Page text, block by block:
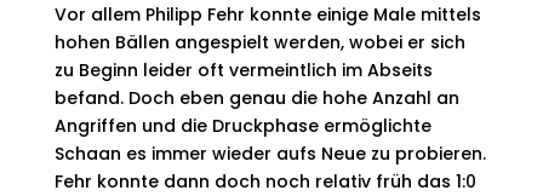
Vor allem Philipp Fehr konnte einige Male mittels
hohen Bällen angespielt werden, wobei er sich
zu Beginn leider oft vermeintlich im Abseits
befand. Doch eben genau die hohe Anzahl an
Angriffen und die Druckphase ermöglichte
Schaan es immer wieder aufs Neue zu probieren.
Fehr konnte dann doch noch relativ früh das 1:0